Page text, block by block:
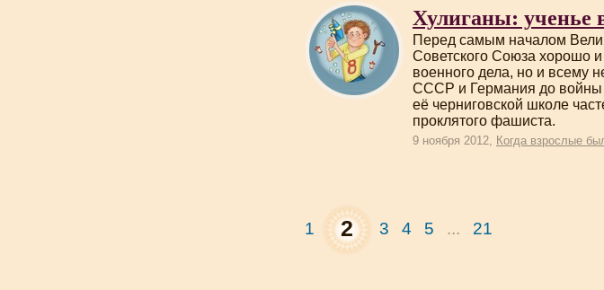
Хулиганы: ученье
Перед самым началом
Советского Союза хорошо
военного дела, но и всему
СССР и Германия до войны
её черниговской школе
проклятого фашиста.
9 ноября 2012, Когда взрослые
1 2 3 4 5 ... 21